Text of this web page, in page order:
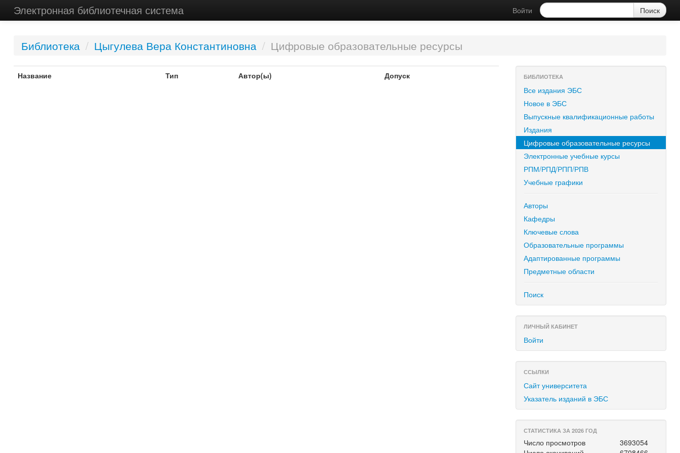
Электронная библиотечная система Войти
Библиотека / Цыгулева Вера Константиновна / Цифровые образовательные ресурсы
Название Тип Автор(ы) Допуск БИБЛИОТЕКА
Все издания ЭБС
Новое в ЭБС
Выпускные квалификационные работы
Издания
Цифровые образовательные ресурсы
Электронные учебные курсы
РПМ/РПД/РПП/РПВ
Учебные графики
Авторы
Кафедры
Ключевые слова
Образовательные программы
Адаптированные программы
Предметные области
Поиск
ЛИЧНЫЙ КАБИНЕТ
Войти
ССЫЛКИ
Сайт университета
Указатель изданий в ЭБС
СТАТИСТИКА ЗА 2026 ГОД
Число просмотров
3693054